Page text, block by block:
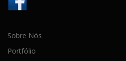
Sobre Nós
Portfólio